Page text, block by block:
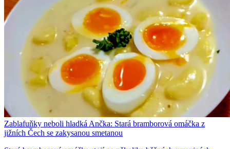
Zablafuňky neboli hladká Ančka: Stará bramborová omáčka z
jižních Čech se zakysanou smetanou